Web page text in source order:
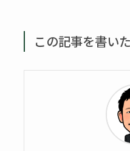
この記事を書い